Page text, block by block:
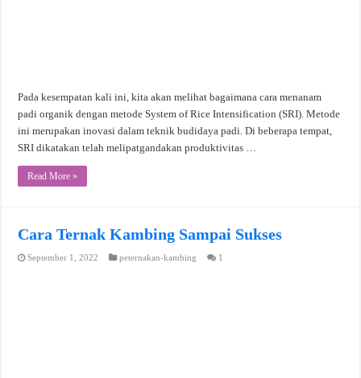
Pada kesempatan kali ini, kita akan melihat bagaimana cara menanam
padi organik dengan metode System of Rice Intensification (SRI). Metode
ini merupakan inovasi dalam teknik budidaya padi. Di beberapa tempat,
SRI dikatakan telah melipatgandakan produktivitas …
Read More »
Cara Ternak Kambing Sampai Sukses
September 1, 2022 peternakan-kambing 1